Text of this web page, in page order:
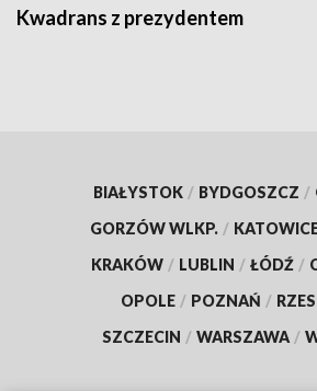
Kwadrans z prezydentem
BIAŁYSTOK / BYDGOSZCZ /
GORZÓW WLKP. /
KRAKÓW / LUBLIN / ŁÓDŹ /
OPOLE / POZNAŃ /
SZCZECIN / WARSZAWA /